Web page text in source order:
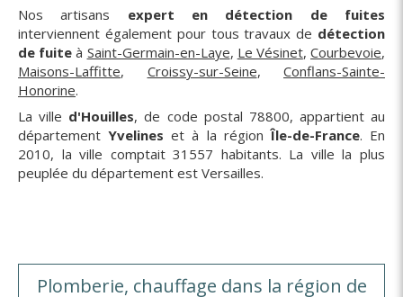
Nos artisans expert en détection de fuites
interviennent également pour tous travaux de détection
de fuite à Saint-Germain-en-Laye, Le Vésinet,Courbevoie,
Maisons-Laffitte, Croissy-sur-Seine, Conflans-Sainte-
Honorine.
La ville d'Houilles, de code postal 78800, appartient au
départementYvelines et à la régionÎle-de-France. En
2010, la ville comptait 31557 habitants. La ville la plus
peuplée du département est Versailles.
Plomberie, chauffage dans la région de